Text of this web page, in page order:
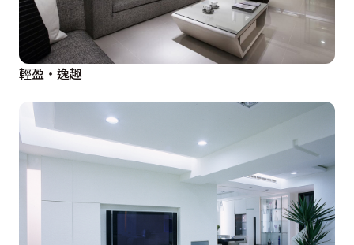
輕盈‧逸趣